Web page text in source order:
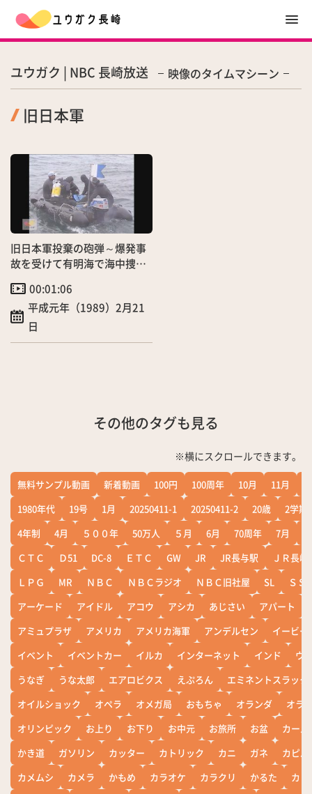
ユウガク | NBC 長崎放送 映像のタイムマシーン
旧日本軍
旧日本軍投棄の砲弾～爆発事
故を受けて有明海で海中捜
00:01:06
平成元年（1989）2月21
日
その他のタグも見る
※横にスクロールできます。
無料サンプル動画 新着動画 100円 100周年 10月 11月
1980年代
19号 1月 20250411-1 20250411-2 20歳
2学期
4年制
4月 ５００年 50万人 ５月 6月 70周年 7月
ＣＴＣ
Ｄ51 DC-8 ＥＴＣ GW JR JR長与駅
ＪＲ長崎
ＬＰＧ
MR ＮＢＣ ＮＢＣラジオ ＮＢＣ旧社屋 SL
ＳＳ
アーケード
アイドル アコウ アシカ あじさい アパート
アミュプラザ
アメリカ アメリカ海軍 アンデルセン
イービー
イベント
イベントカー イルカ インターネット インド
ウ
うなぎ
うな太郎 エアロビクス えぷろん
エミネントスラック
オイルショック
オペラ オメガ局 おもちゃ オランダ
オラ
オリンピック
お上り お下り お中元 お旅所 お盆
カー
かき道
ガソリン カッター カトリック カニ ガネ
カピバ
カメムシ
カメラ かもめ カラオケ カラクリ かるた
カレ